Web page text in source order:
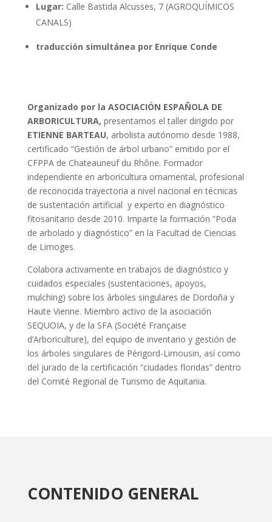
Lugar: Calle Bastida Alcusses, 7 (AGROQUÍMICOS
CANALS)
traducción simultánea por Enrique Conde
Organizado por la ASOCIACIÓN ESPAÑOLA DE
ARBORICULTURA, presentamos el taller dirigido por
ETIENNE BARTEAU, arbolista autónomo desde 1988,
certificado “Gestión de árbol urbano” emitido por el
CFPPA de Chateauneuf du Rhône. Formador
independiente en arboricultura ornamental, profesional
de reconocida trayectoria a nivel nacional en técnicas
de sustentación artificial y experto en diagnóstico
fitosanitario desde 2010. Imparte la formación “Poda
de arbolado y diagnóstico” en la Facultad de Ciencias
de Limoges.
Colabora activamente en trabajos de diagnóstico y
cuidados especiales (sustentaciones, apoyos,
mulching) sobre los árboles singulares de Dordoña y
Haute Vienne. Miembro activo de la asociación
SEQUOIA, y de la SFA (Société Française
d’Arboriculture), del equipo de inventario y gestión de
los árboles singulares de Périgord-Limousin, así como
del jurado de la certificación “ciudades floridas” dentro
del Comité Regional de Turismo de Aquitania.
CONTENIDO GENERAL